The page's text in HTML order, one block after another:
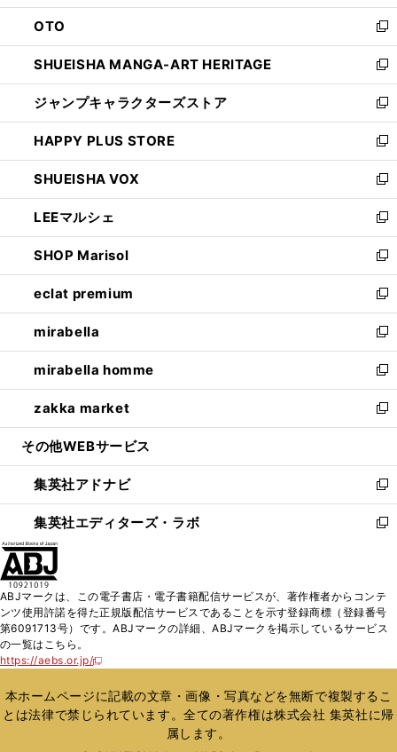
ウ
で
開
く
ン
ド
ウ
で
開
く
OTO
新
し
い
ウ
ィ
ン
ド
ウ
で
開
く
SHUEISHA MANGA-ART HERITAGE
新
し
い
ウ
ィ
ン
ド
ウ
で
開
く
ジャンプキャラクターズストア
新
し
い
ウ
ィ
ン
ド
ウ
で
開
く
HAPPY PLUS STORE
新
し
い
ウ
ィ
ン
ド
ウ
で
開
く
SHUEISHA VOX
新
し
い
ウ
ィ
ン
ド
ウ
で
開
く
LEEマルシェ
新
し
い
ウ
ィ
ン
ド
ウ
で
開
く
SHOP Marisol
新
し
い
ウ
ィ
ン
ド
ウ
で
開
eclat premium
新
し
い
ウ
ィ
ン
ド
ウ
開
く
mirabella
新
し
い
ウ
ィ
ン
ウ
で
開
く
mirabella homme
新
し
い
ウ
ン
ド
ウ
で
zakka market
新
し
ウ
ィ
ン
ド
く
その他WEBサービス
集英社アドナビ
新
し
い
ド
ウ
で
集英社エディターズ・ラボ
新
ィ
ン
ド
開
く
ABJマークは、この電子書店・電子書籍配信サービスが、著作権者からコンテ
ンツ使用許諾を得た正規版配信サービスであることを示す登録商標（登録番号
第6091713号）です。ABJマークの詳細、ABJマークを掲示しているサービス
の一覧はこちら。
https://aebs.or.jp/
新
い
ウ
ィ
本ホームページに記載の文章・画像・写真などを無断で複製するこ
とは法律で禁じられています。全ての著作権は株式会社 集英社に帰
属します。